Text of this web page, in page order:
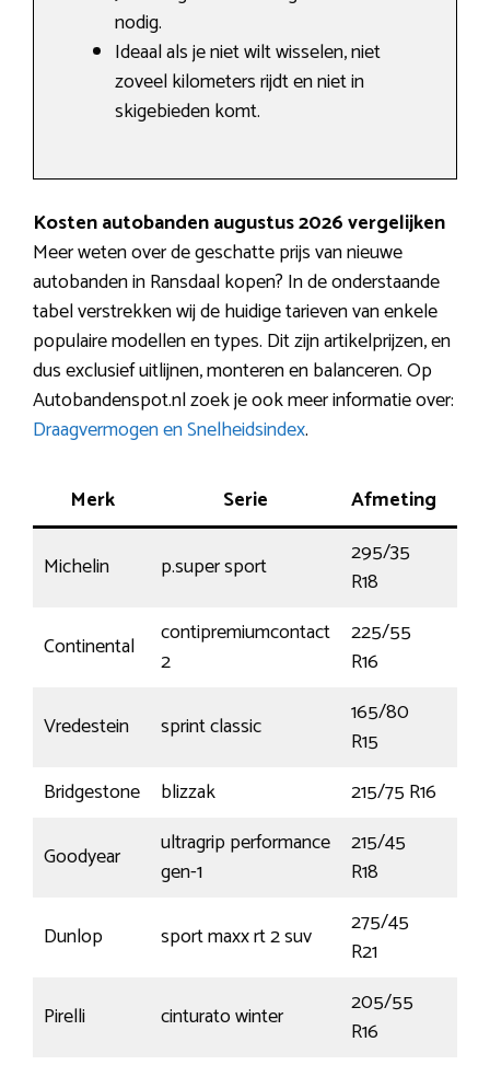
nodig.
Ideaal als je niet wilt wisselen, niet
zoveel kilometers rijdt en niet in
skigebieden komt.
Kosten autobanden augustus 2026 vergelijken
Meer weten over de geschatte prijs van nieuwe
autobanden in Ransdaal kopen? In de onderstaande
tabel verstrekken wij de huidige tarieven van enkele
populaire modellen en types. Dit zijn artikelprijzen, en
dus exclusief uitlijnen, monteren en balanceren. Op
Autobandenspot.nl zoek je ook meer informatie over:
Draagvermogen en Snelheidsindex.
Merk Serie Afmeting
Michelin p.super sport
295/35
R18
Continental
contipremiumcontact
2
225/55
R16
Vredestein sprint classic
165/80
R15
Bridgestone
blizzak 215/75 R16
Goodyear
ultragrip performance
gen-1
215/45
R18
Dunlop sport maxx rt 2 suv
275/45
R21
Pirelli cinturato winter
205/55
R16